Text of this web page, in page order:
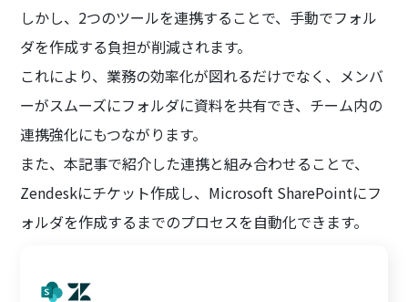
しかし、2つのツールを連携することで、手動でフォル
ダを作成する負担が削減されます。
これにより、業務の効率化が図れるだけでなく、メンバ
ーがスムーズにフォルダに資料を共有でき、チーム内の
連携強化にもつながります。
また、本記事で紹介した連携と組み合わせることで、
Zendeskにチケット作成し、Microsoft SharePointにフ
ォルダを作成するまでのプロセスを自動化できます。